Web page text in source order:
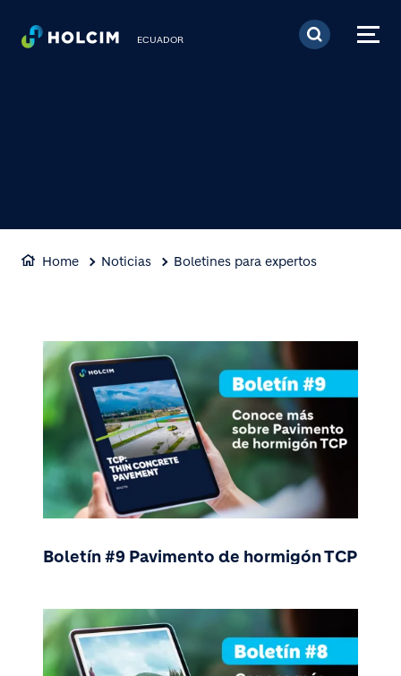
Pasar al contenido
ECUADOR
Home Noticias Boletines para expertos
Boletín #9 Pavimento de hormigón TCP